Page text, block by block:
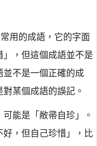
用的成語，它的字面
，但這個成語並不是
不是一個正確的成
某個成語的誤記。
能是「敝帚自珍」。
，但自己珍惜」，比